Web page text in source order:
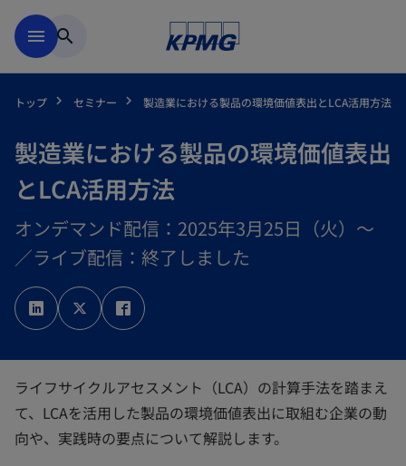
menu search
トップ セミナー 製造業における製品の環境価値表出とLCA活用方法
製造業における製品の環境価値表出
とLCA活用方法
オンデマンド配信：2025年3月25日（火）～
／ライブ配信：終了しました
新
し
い
タ
新
し
い
タ
し
い
ライフサイクルアセスメント（LCA）の計算手法を踏まえ
て、LCAを活用した製品の環境価値表出に取組む企業の動
向や、実践時の要点について解説します。